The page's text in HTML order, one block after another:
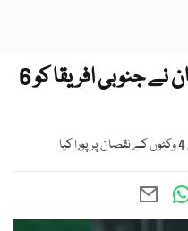
تیسرا ویمنز ون ڈے: پاکستان نے جنوبی افریقا کو 6